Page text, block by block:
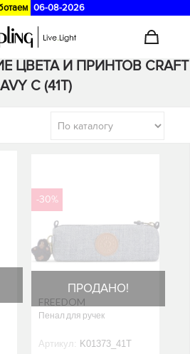
06-08-2026
ЦВЕТА И ПРИНТОВ CRAFT
C (41T)
ПРОДАНО!
-30%
FREEDOM
Пенал для ручек
Артикул: K01373_41T